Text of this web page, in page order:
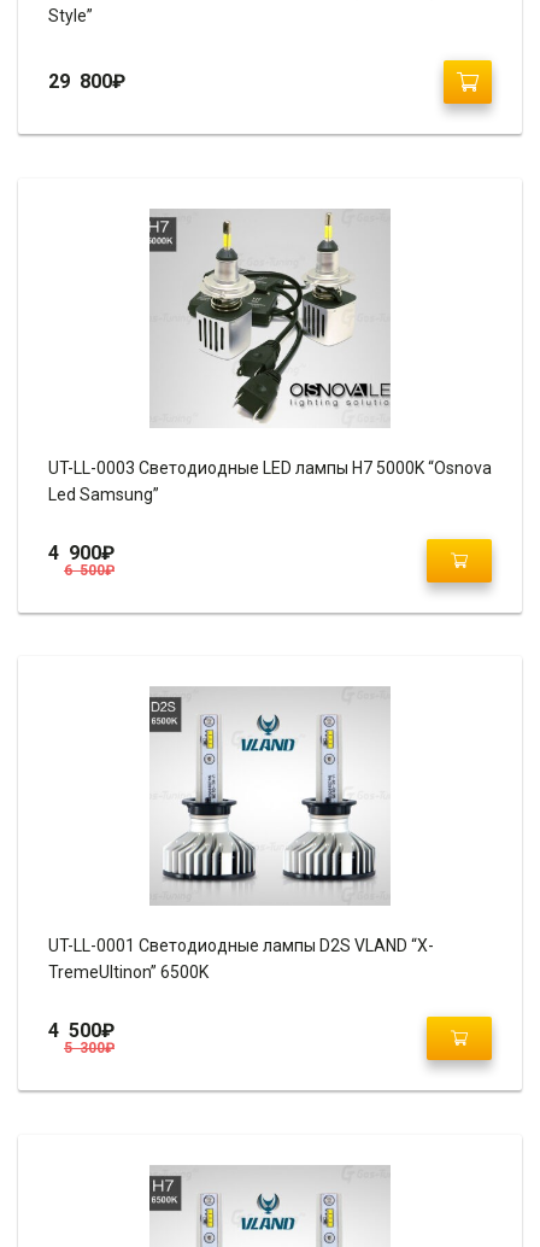
Style”
29 800₽
UT-LL-0003 Светодиодные LED лампы H7 5000K “Osnova
Led Samsung”
6 500₽
4 900₽
UT-LL-0001 Светодиодные лампы D2S VLAND “X-
TremeUltinon” 6500K
5 300₽
4 500₽